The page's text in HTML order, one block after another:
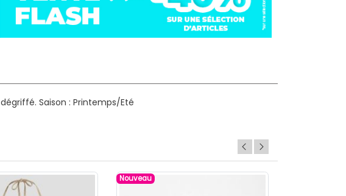
Saison : Printemps/Eté
Nouveau